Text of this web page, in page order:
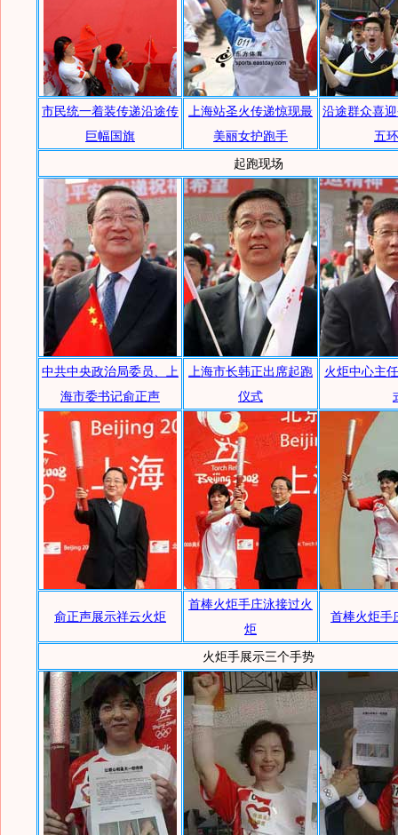
市民统一着装传递沿途传
巨幅国旗
上海站圣火传递惊现最
美丽女护跑手
沿途群众喜
五
起跑现场
中共中央政治局委员、上
海市委书记俞正声
上海市长韩正出席起跑
仪式
火炬中心主
俞正声展示祥云火炬
首棒火炬手庄泳接过火
炬
首棒火炬手
火炬手展示三个手势